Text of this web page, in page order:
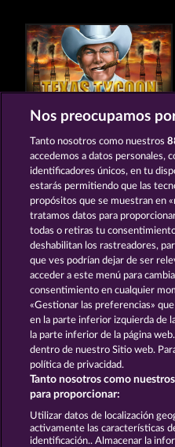
Texas Tycoon
Roman Legion
Términos
Declaración de
Empresa FAQ
Enviar solicitud
Nos preocupamos
Tanto nosotros como nuestros
accedemos a datos personales,
identificadores únicos, en tu
estarás permitiendo que las
propósitos que se muestran en
tratamos datos para
todas o retiras tu
deshabilitan los rastreadores,
que ves podrían dejar de ser
acceder a este menú para
consentimiento en cualquier
«Gestionar las preferencias»
en la parte inferior izquierda de
la parte inferior de la página
dentro de nuestro Sitio web.
política de privacidad.
Tanto nosotros como
para proporcionar:
Utilizar datos de localización
activamente las características
identificación.. Almacenar la